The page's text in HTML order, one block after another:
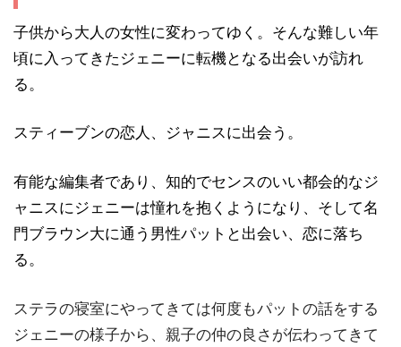
子供から大人の女性に変わってゆく。そんな難しい年
頃に入ってきたジェニーに転機となる出会いが訪れ
る。
スティーブンの恋人、ジャニスに出会う。
有能な編集者であり、知的でセンスのいい都会的なジ
ャニスにジェニーは憧れを抱くようになり、そして名
門ブラウン大に通う男性パットと出会い、恋に落ち
る。
ステラの寝室にやってきては何度もパットの話をする
ジェニーの様子から、親子の仲の良さが伝わってきて